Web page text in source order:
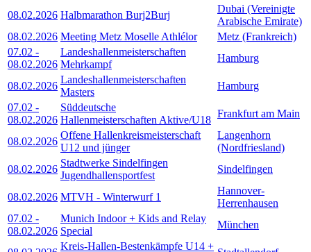
08.02.2026 Halbmarathon Burj2Burj
Dubai (Vereinigte
Arabische Emirate)
08.02.2026 Meeting Metz Moselle Athlélor
Metz (Frankreich)
07.02 -
08.02.2026
Landeshallenmeisterschaften
Mehrkampf
Hamburg
08.02.2026
Landeshallenmeisterschaften
Masters
Hamburg
07.02 -
08.02.2026
Süddeutsche
Hallenmeisterschaften Aktive/U18
Frankfurt am Main
08.02.2026
Offene Hallenkreismeisterschaft
U12 und jünger
Langenhorn
(Nordfriesland)
08.02.2026
Stadtwerke Sindelfingen
Jugendhallensportfest
Sindelfingen
08.02.2026 MTVH - Winterwurf 1
Hannover-
Herrenhausen
07.02 -
08.02.2026
Munich Indoor + Kids and Relay
Special
München
Kreis-Hallen-Bestenkämpfe U14 +